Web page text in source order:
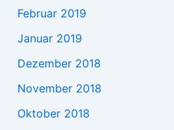
Februar 2019
Januar 2019
Dezember 2018
November 2018
Oktober 2018